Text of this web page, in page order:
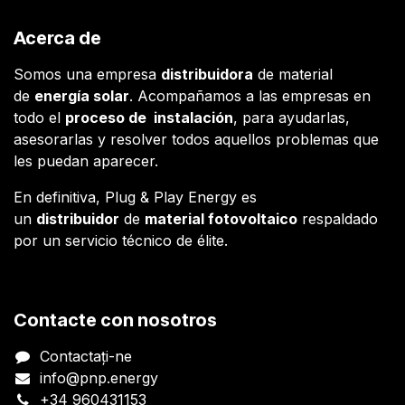
Acerca de
Somos una empresa distribuidora de material
de energía solar. Acompañamos a las empresas en
todo el proceso de instalación, para ayudarlas,
asesorarlas y resolver todos aquellos problemas que
les puedan aparecer.
En definitiva, Plug & Play Energy es
un distribuidor de material fotovoltaico respaldado
por un servicio técnico de élite.
Contacte con nosotros
Contactați-ne
info@pnp.energy
+34 960431153